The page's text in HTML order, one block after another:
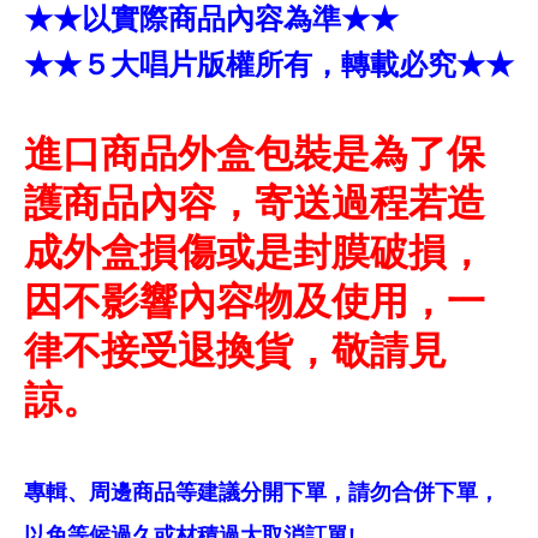
★★以實際商品內容為準★★
★★５大唱片版權所有，轉載必究★★
進口商品外盒包裝是為了保
護商品內容，寄送過程若造
成外盒損傷或是封膜破損，
因不影響內容物及使用，一
律不接受退換貨，敬請見
諒。
專輯、周邊商品等建議分開下單，請勿合併下單，